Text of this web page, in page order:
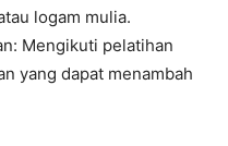
logam mulia.
Mengikuti pelatihan
yang dapat menambah